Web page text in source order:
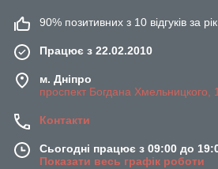
90% позитивних з 10 відгуків за рік
Працює з 22.02.2010
м. Дніпро
проспект Богдана Хмельницкого,
Контакти
Сьогодні працює з 09:00 до
Показати весь графік роботи